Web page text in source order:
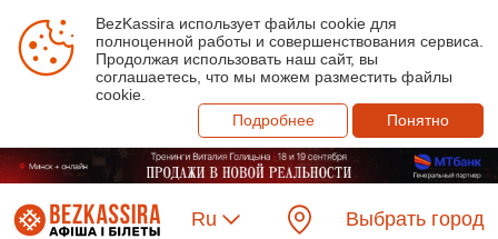
BezKassira использует файлы cookie для
полноценной работы и совершенствования сервиса.
Продолжая использовать наш сайт, вы
соглашаетесь, что мы можем разместить файлы
cookie.
Подробнее
Понятно
Ru Выбрать город